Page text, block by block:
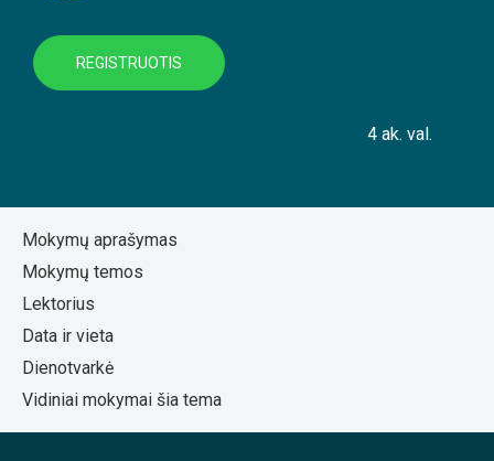
REGISTRUOTIS
4 ak. val.
Mokymų aprašymas
Mokymų temos
Lektorius
Data ir vieta
Dienotvarkė
Vidiniai mokymai šia tema